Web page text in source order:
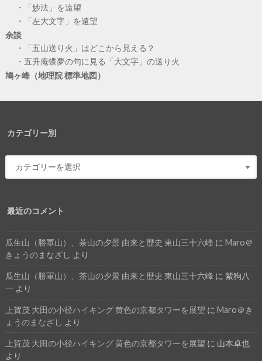
「妙法」を遠望
「左大文字」を遠望
余談
「五山送り火」はどこから見える？
五升庵蝶夢の句に見る「大文字」の送り火
鳩ヶ峰（地理院 標準地図）
カテゴリー別
最近のコメント
瓜生山（勝軍山）、茶山の夕景 由来と歴史 東山三十六峰 に Maro＠
きょうのまなざし より
瓜生山（勝軍山）、茶山の夕景 由来と歴史 東山三十六峰 に 紫狗八
一 より
上賀茂 大田の小径ハイキング 黄色の京都タワーを展望 に Maro＠き
ょうのまなざし より
上賀茂 大田の小径ハイキング 黄色の京都タワーを展望 に 山本卓也
より